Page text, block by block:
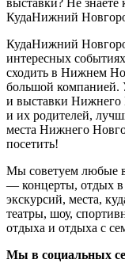
выставки? Не знаете
КудаНижний
КудаНижний
интересных
сходить в Нижнем
большой компанией.
и выставки Нижнего
и их родителей,
места Нижнего
посетить!
Мы советуем любые
— концерты, отдых в
экскурсий, места,
театры, шоу,
отдыха и отдыха с
Мы в социальных